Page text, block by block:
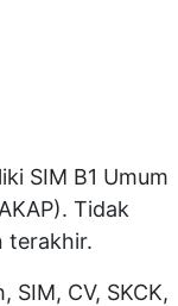
SIM B1 Umum
Tidak
terakhir.
SIM, CV, SKCK,